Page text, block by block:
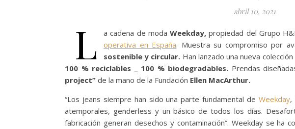
abril 10, 2021
L a cadena de modaWeekday,propiedad del Grupo
operativa en España. Muestra su compromiso por
sostenible y circular. Han lanzado una nueva
100 % reciclables
100 % biodegradables. Prendas
project” de la mano de la Fundación Ellen MacArthur.
“Los jeans siempre han sido una parte fundamental de Weekday,
atemporales, genderless y un básico de todos los días.
fabricación generan desechos y contaminación”. Weekday se ha